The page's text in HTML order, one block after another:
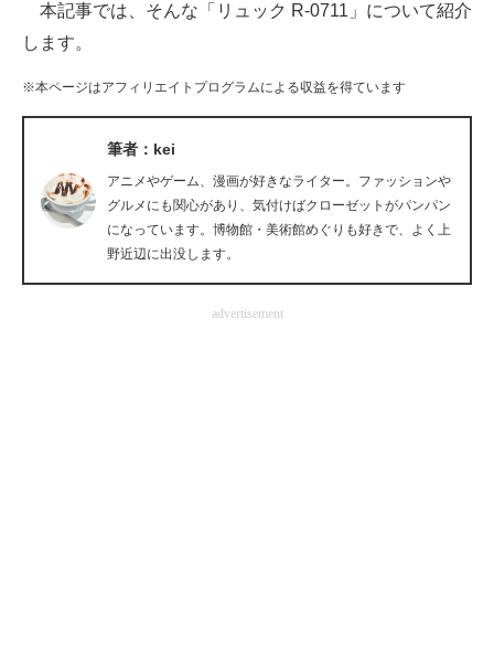
進化するPCとデバイスの未来
AI活用のいまが分かる
企業ITのトレンドを詳説
経営リーダーのコミュニティ
本記事では、そんな「リュック R-0711」について紹介
します。
※本ページはアフィリエイトプログラムによる収益を得ています
筆者：kei
アニメやゲーム、漫画が好きなライター。ファッションや
グルメにも関心があり、気付けばクローゼットがパンパン
になっています。博物館・美術館めぐりも好きで、よく上
野近辺に出没します。
advertisement